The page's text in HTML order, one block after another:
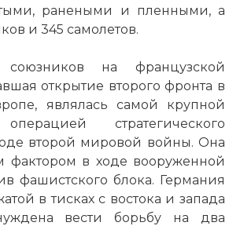
ранеными и пленными, а
и 345 самолетов.
союзников на французской
открытие второго фронта в
являлась самой крупной
стратегического
второй мировой войны. Она
фактором в ходе вооруженной
фашистского блока. Германия
в тисках с востока и запада
вести борьбу на два